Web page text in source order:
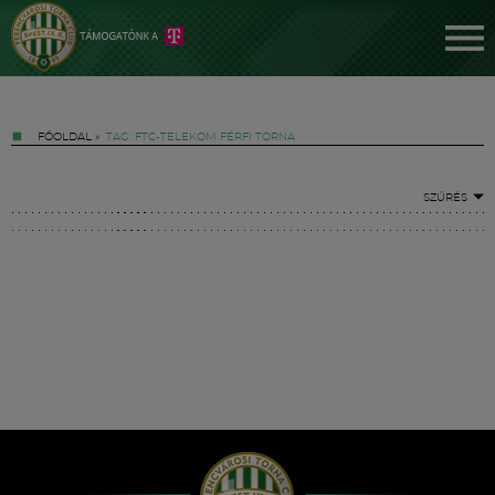
FŐOLDAL » TAG: FTC-TELEKOM FÉRFI TORNA
SZŰRÉS
Hírek